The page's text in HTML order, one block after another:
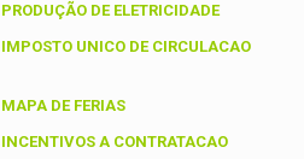
DE ELETRICIDADE
UNICO DE CIRCULACAO
DE FERIAS
A CONTRATACAO